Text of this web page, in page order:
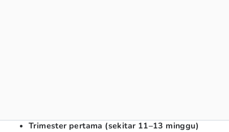
Trimester pertama (sekitar 11–13 minggu)